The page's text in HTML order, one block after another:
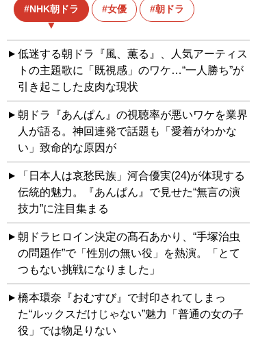
NHK朝ドラ 女優 朝ドラ
低迷する朝ドラ『風、薫る』、人気アーティス
トの主題歌に「既視感」のワケ…“一人勝ち”が
引き起こした皮肉な現状
朝ドラ『あんぱん』の視聴率が悪いワケを業界
人が語る。神回連発で話題も「愛着がわかな
い」致命的な原因が
「日本人は哀愁民族」河合優実(24)が体現する
伝統的魅力。『あんぱん』で見せた“無言の演
技力”に注目集まる
朝ドラヒロイン決定の髙石あかり、“手塚治虫
の問題作”で「性別の無い役」を熱演。「とて
つもない挑戦になりました」
橋本環奈『おむすび』で封印されてしまっ
た“ルックスだけじゃない”魅力「普通の女の子
役」では物足りない